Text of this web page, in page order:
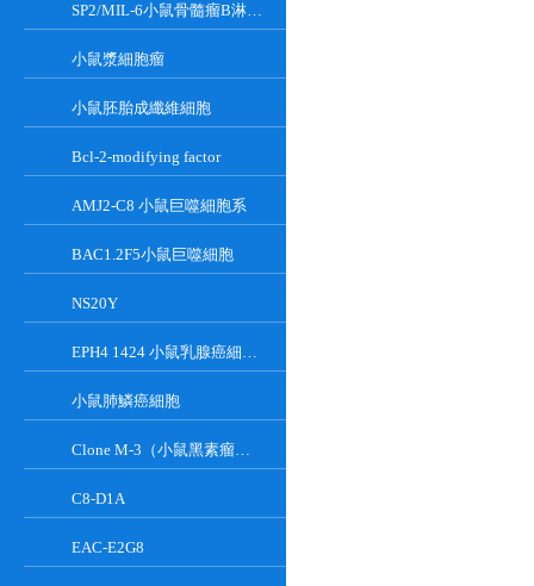
SP2/MIL-6小鼠骨髓瘤B淋巴懸浮細胞系
小鼠漿細胞瘤
小鼠胚胎成纖維細胞
Bcl-2-modifying factor
AMJ2-C8 小鼠巨噬細胞系
BAC1.2F5小鼠巨噬細胞
NS20Y
EPH4 1424 小鼠乳腺癌細胞系
小鼠肺鱗癌細胞
Clone M-3（小鼠黑素瘤細胞）
C8-D1A
EAC-E2G8